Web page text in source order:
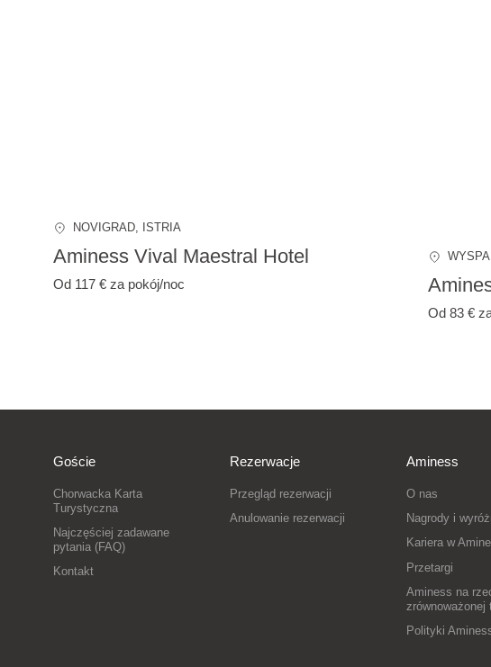
NOVIGRAD, ISTRIA
Aminess Vival Maestral Hotel
Od 117 € za pokój/noc
Od 83 €
Goście
Chorwacka Karta
Turystyczna
Najczęściej zadawane
pytania (FAQ)
Kontakt
Rezerwacje
Przegląd rezerwacji
Anulowanie rezerwacji
Aminess
O nas
Nagrody i
Kariera w
Przetargi
Aminess na
zrównoważonej
Polityki